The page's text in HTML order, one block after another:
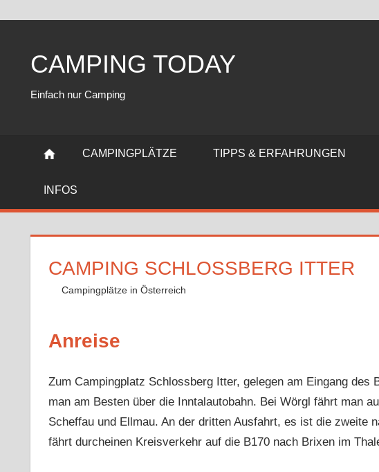
springenCAMPING TODAY
Einfach nur Camping
CAMPINGPLÄTZE TIPPS & ERFAHRUNGEN
INFOS
CAMPING SCHLOSSBERG ITTER
8. Juli 2023
Andy
Campingplätze in Österreich
Anreise
Zum Campingplatz Schlossberg Itter, gelegen am Eingang des
man am Besten über die Inntalautobahn. Bei Wörgl fährt man
Scheffau und Ellmau. An der dritten Ausfahrt, es ist die zweite
fährt durcheinen Kreisverkehr auf die B170 nach Brixen im